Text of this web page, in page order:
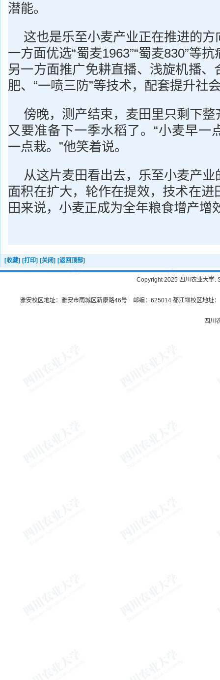
潜能。
这也是乐至小麦产业正在推进的
一方面优选“蜀麦1963”“蜀麦830”等
另一方面推广免耕直播、浅旋机播、
肥、“一喷三防”等技术，配套提升社
傍晚，测产结束，麦田里只剩下
又要准备下一季水稻了。“小麦早一
一点栽。”他笑着说。
从这片麦田看出去，乐至小麦产
面积在扩大，轮作在提效，技术在进
田来说，小麦正成为全年粮食增产增
[收藏] [打印] [关闭] [返回顶部]
Copyright 2025 四川农业大学.
雅安校区地址：雅安市雨城区新康路46号 邮编：625014 都江堰校区地址
四川